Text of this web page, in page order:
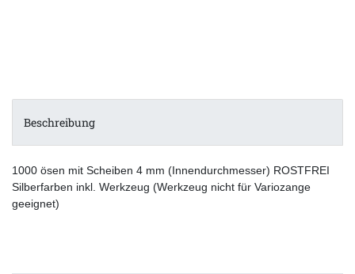
Beschreibung
1000 ösen mit Scheiben 4 mm (Innendurchmesser) ROSTFREI
Silberfarben inkl. Werkzeug (Werkzeug nicht für Variozange
geeignet)